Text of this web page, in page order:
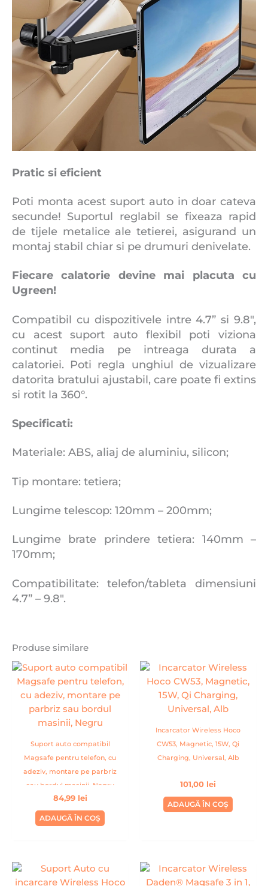
Pratic si eficient
Poti monta acest suport auto in doar cateva
secunde! Suportul reglabil se fixeaza rapid
de tijele metalice ale tetierei, asigurand un
montaj stabil chiar si pe drumuri denivelate.
Fiecare calatorie devine mai placuta cu
Ugreen!
Compatibil cu dispozitivele intre 4.7” si 9.8″,
cu acest suport auto flexibil poti viziona
continut media pe intreaga durata a
calatoriei. Poti regla unghiul de vizualizare
datorita bratului ajustabil, care poate fi extins
si rotit la 360°.
Specificati:
Materiale: ABS, aliaj de aluminiu, silicon;
Tip montare: tetiera;
Lungime telescop: 120mm – 200mm;
Lungime brate prindere tetiera: 140mm –
170mm;
Compatibilitate: telefon/tableta dimensiuni
4.7” – 9.8″.
Produse similare
Suport auto compatibil
Magsafe pentru telefon, cu
adeziv, montare pe parbriz
sau bordul masinii, Negru
84,99 lei
ADAUGĂ ÎN COȘ
Incarcator Wireless Hoco
CW53, Magnetic, 15W, Qi
Charging, Universal, Alb
101,00 lei
ADAUGĂ ÎN COȘ